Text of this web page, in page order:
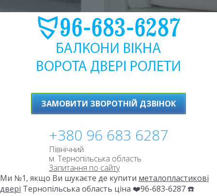
ЗАМОВИТИ ЗВОРОТНІЙ ДЗВІНОК
+380 96 683 6287
Північний
м. Тернопільська область
Запитання по сайту
Ми №1, якщо Ви шукаєте де купити металопластикові
двері Тернопільська область ціна ❤️96-683-6287 ☎️